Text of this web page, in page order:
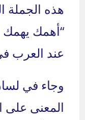
هذه الجملة
“أهمك يهمك
عند العرب
وجاء في
المعنى على